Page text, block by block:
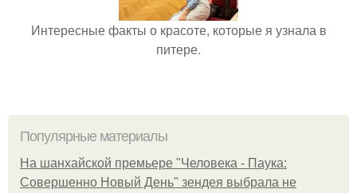
Интересные факты о красоте, которые я узнала в
питере.
Популярные материалы
На шанхайской премьере "Человека - Паука:
Совершенно Новый День" зендея выбрала не